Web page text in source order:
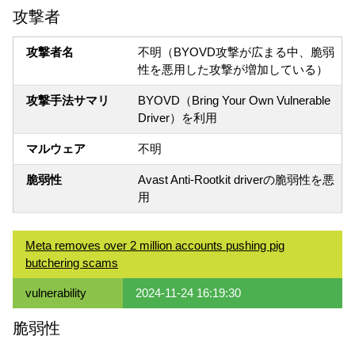
攻撃者
攻撃者名
不明（BYOVD攻撃が広まる中、脆弱
性を悪用した攻撃が増加している）
攻撃手法サマリ
BYOVD（Bring Your Own Vulnerable
Driver）を利用
マルウェア 不明
脆弱性
Avast Anti-Rootkit driverの脆弱性を悪
用
Meta removes over 2 million accounts pushing pig
butchering scams
vulnerability 2024-11-24 16:19:30
脆弱性